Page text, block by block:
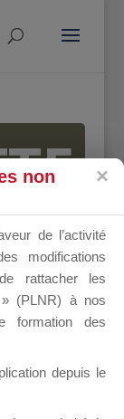
non
de l’activité
modifications
rattacher les
» (PLNR) à nos
formation des
depuis le